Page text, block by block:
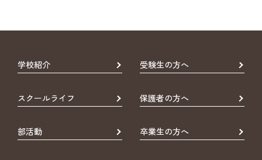
学校紹介 受験生の方へ
スクールライフ 保護者の方へ
部活動 卒業生の方へ